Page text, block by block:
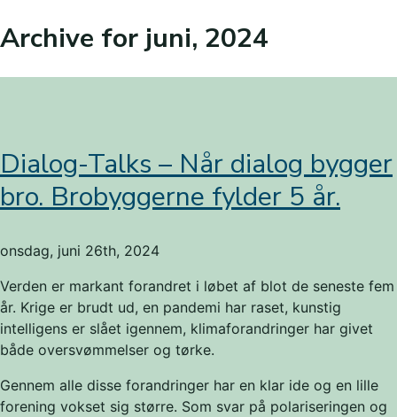
Archive for juni, 2024
Dialog-Talks – Når dialog bygger
bro. Brobyggerne fylder 5 år.
onsdag, juni 26th, 2024
Verden er markant forandret i løbet af blot de seneste fem
år. Krige er brudt ud, en pandemi har raset, kunstig
intelligens er slået igennem, klimaforandringer har givet
både oversvømmelser og tørke.
Gennem alle disse forandringer har en klar ide og en lille
forening vokset sig større. Som svar på polariseringen og